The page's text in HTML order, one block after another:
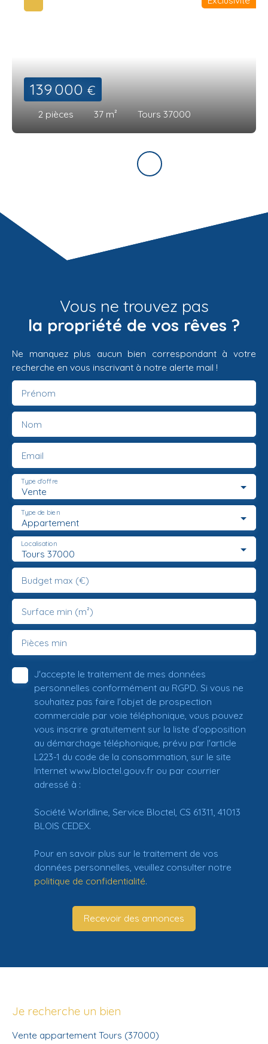
139 000 €
2 pièces 37 m² Tours 37000
Vous ne trouvez pas
la propriété de vos rêves ?
Ne manquez plus aucun bien correspondant à votre
recherche en vous inscrivant à notre alerte mail !
Prénom
Nom
Email
Vente
Type d'offre
Appartement
Type de bien
Tours 37000
Localisation
Budget max (€)
Surface min (m²)
Pièces min
J'accepte le traitement de mes données
personnelles conformément au RGPD. Si vous ne
souhaitez pas faire l'objet de prospection
commerciale par voie téléphonique, vous pouvez
vous inscrire gratuitement sur la liste d'opposition
au démarchage téléphonique, prévu par l'article
L223-1 du code de la consommation, sur le site
Internet www.bloctel.gouv.fr ou par courrier
adressé à :
Société Worldline, Service Bloctel, CS 61311, 41013
BLOIS CEDEX.
Pour en savoir plus sur le traitement de vos
données personnelles, veuillez consulter notre
politique de confidentialité.
Recevoir des annonces
Je recherche un bien
Vente appartement Tours (37000)